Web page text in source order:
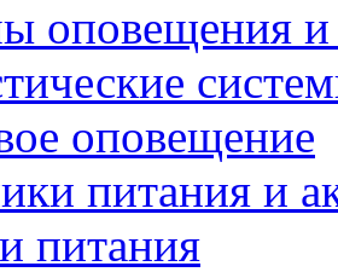
оповещения и
оповещение
питания и
питания